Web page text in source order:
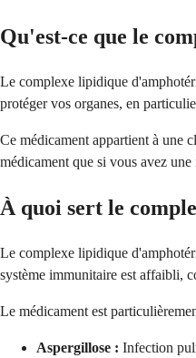
Qu'est-ce que le
Le complexe lipidique
protéger vos organes, en
Ce médicament appartient à une
médicament que si vous avez
À quoi sert le
Le complexe lipidique
système immunitaire est affaibli,
Le médicament est
Aspergillose : Infection